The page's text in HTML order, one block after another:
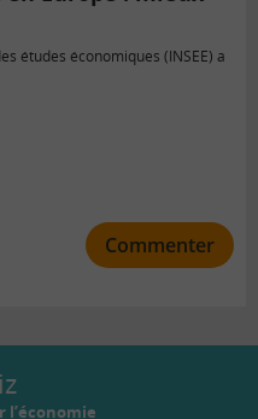
études économiques (INSEE) a
Commenter
l’économie